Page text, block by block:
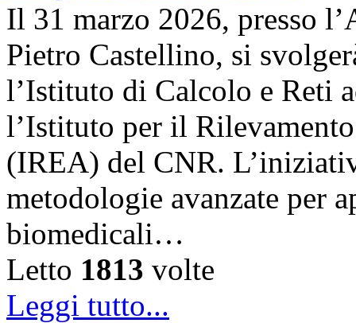
Il 31 marzo 2026, presso
Pietro Castellino, si
l’Istituto di Calcolo e Reti
l’Istituto per il
(IREA) del CNR.
metodologie avanzate per
biomedicali…
Letto 1813 volte
Leggi tutto...